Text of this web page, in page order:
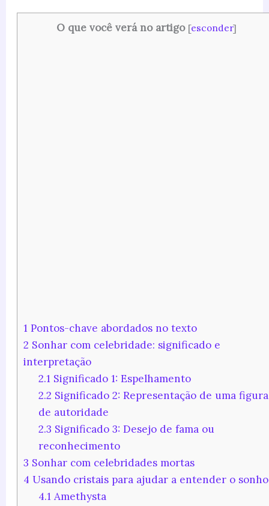
O que você verá no artigo [esconder]
1Pontos-chave abordados no texto
2 Sonhar com celebridade: significado e
interpretação
2.1 Significado 1: Espelhamento
2.2 Significado 2: Representação de uma figura
de autoridade
2.3 Significado 3: Desejo de fama ou
reconhecimento
3 Sonhar com celebridades mortas
4 Usando cristais para ajudar a entender o sonho
4.1 Amethysta